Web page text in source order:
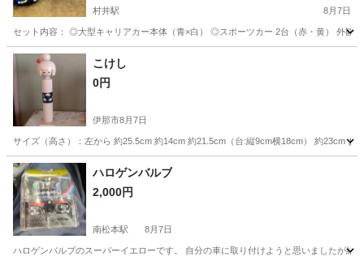
村井駅 8月7日
セット内容： ◎大型キャリアカー本体（青×白） ◎スポーツカー 2台（赤・黄） 外観
長野 松本市 村井駅
こけし
0円
伊那市8月7日
サイズ（高さ）：左から 約25.5cm 約14cm 約21.5cm（台:縦9cm横18cm） 約23cm
長野 伊那市 その他
ハロゲンバルブ
2,000円
南松本駅 8月7日
ハロゲンバルブのスーパーイエローです。 自分の車に取り付けようと思いましたが結